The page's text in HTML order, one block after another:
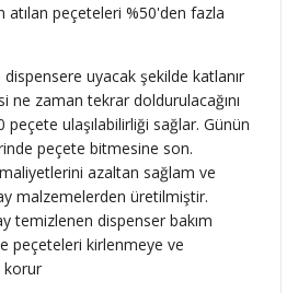
atılan peçeteleri %50'den fazla
uyacak şekilde katlanır
ne zaman tekrar doldurulacağını
peçete ulaşılabilirliği sağlar. Günün
peçete bitmesine son.
maliyetlerini azaltan sağlam ve
malzemelerden üretilmiştir.
temizlenen dispenser bakım
peçeteleri kirlenmeye ve
korur